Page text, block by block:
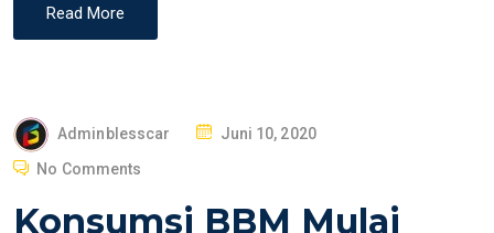
Read More
Adminblesscar
T
Juni 10, 2020
No Comments
Konsumsi BBM Mulai